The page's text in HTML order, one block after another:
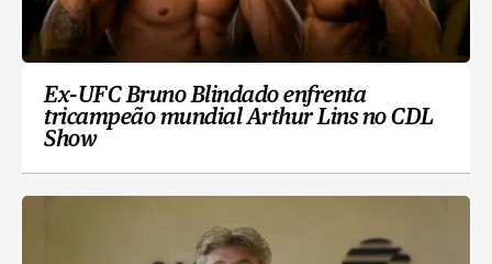
Ex-UFC Bruno Blindado enfrenta
tricampeão mundial Arthur Lins no CDL
Show